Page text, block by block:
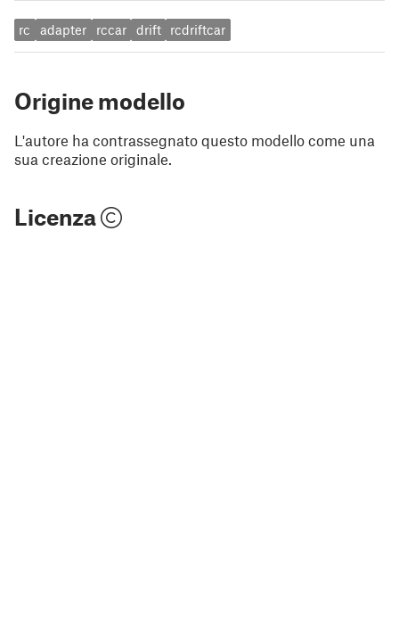
rc adapter rccar drift rcdriftcar
Origine modello
L'autore ha contrassegnato questo modello come una
sua creazione originale.
Licenza